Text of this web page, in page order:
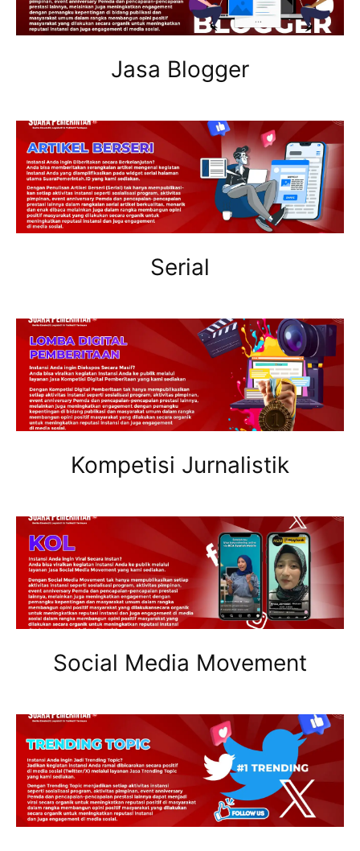
Jasa Blogger
Serial
Kompetisi Jurnalistik
Social Media Movement